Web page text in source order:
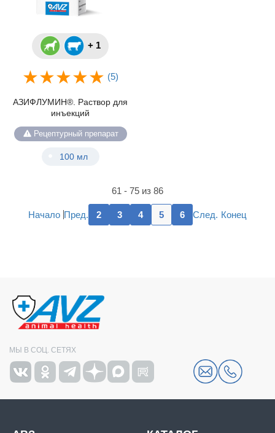
+ 1
(5)
АЗИФЛУМИН®. Раствор для
инъекций
Рецептурный препарат
100 мл
61 - 75 из 86
Начало Пред. 2 3 4 5 6 След. Конец
МЫ В СОЦ. СЕТЯХ